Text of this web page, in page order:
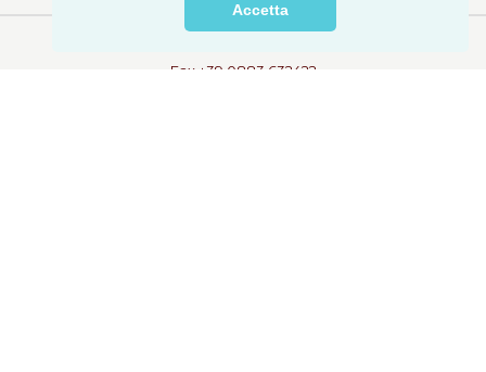
Accetta
Fax +39 0883 632422